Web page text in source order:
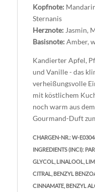
Kopfnote:
Sternanis
Herznote: Jasmin,
Basisnote: Amber,
Kandierter Apfel,
und Vanille - das
verheißungsvolle
mit köstlichem
noch warm aus
Gourmand-Duft
CHARGEN-NR.: W-
INGREDIENTS (INCI):
GLYCOL, LINALOOL,
CITRAL, BENZYL
CINNAMATE, BENZYL